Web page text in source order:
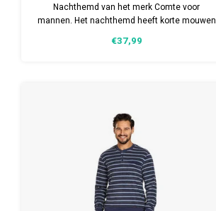
Nachthemd van het merk Comte voor
mannen. Het nachthemd heeft korte mouwen
Gemaakt van 100% katoen.
€37,99